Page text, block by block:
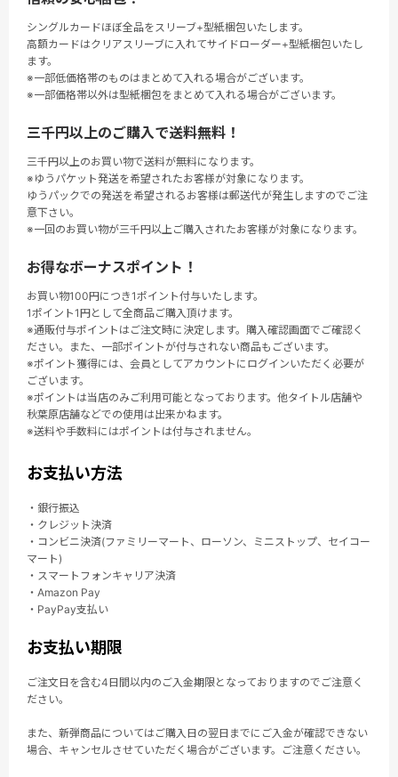
シングルカードほぼ全品をスリーブ+型紙梱包いたします。
高額カードはクリアスリーブに入れてサイドローダー+型紙梱包いたし
ます。
※一部低価格帯のものはまとめて入れる場合がございます。
※一部価格帯以外は型紙梱包をまとめて入れる場合がございます。
三千円以上のご購入で送料無料！
三千円以上のお買い物で送料が無料になります。
※ゆうパケット発送を希望されたお客様が対象になります。
ゆうパックでの発送を希望されるお客様は郵送代が発生しますのでご注
意下さい。
※一回のお買い物が三千円以上ご購入されたお客様が対象になります。
お得なボーナスポイント！
お買い物100円につき1ポイント付与いたします。
1ポイント1円として全商品ご購入頂けます。
※通販付与ポイントはご注文時に決定します。購入確認画面でご確認く
ださい。また、一部ポイントが付与されない商品もございます。
※ポイント獲得には、会員としてアカウントにログインいただく必要が
ございます。
※ポイントは当店のみご利用可能となっております。他タイトル店舗や
秋葉原店舗などでの使用は出来かねます。
※送料や手数料にはポイントは付与されません。
お支払い方法
・銀行振込
・クレジット決済
・コンビニ決済(ファミリーマート、ローソン、ミニストップ、セイコー
マート)
・スマートフォンキャリア決済
・Amazon Pay
・PayPay支払い
お支払い期限
ご注文日を含む4日間以内のご入金期限となっておりますのでご注意く
ださい。
また、新弾商品についてはご購入日の翌日までにご入金が確認できない
場合、キャンセルさせていただく場合がございます。ご注意ください。